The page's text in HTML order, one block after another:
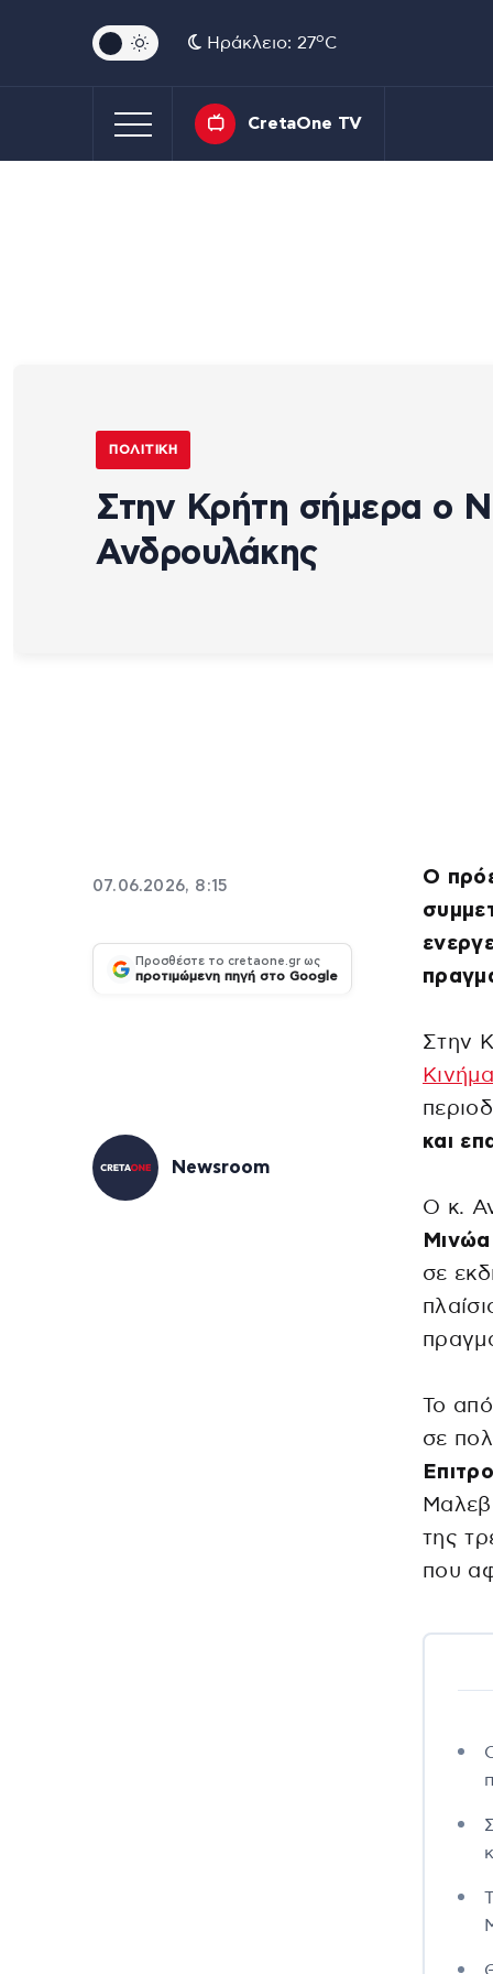
Ηράκλειο: 27oC
CretaOne TV
ΠΟΛΙΤΙΚΉ
Στην Κρήτη σήμερα ο
Ανδρουλάκης
07.06.2026, 8:15
Προσθέστε το cretaone.gr ως
προτιμώμενη πηγή στο Google
Newsroom
Ο
Στην
και
Ο κ.
σε
Το
σε
της
που